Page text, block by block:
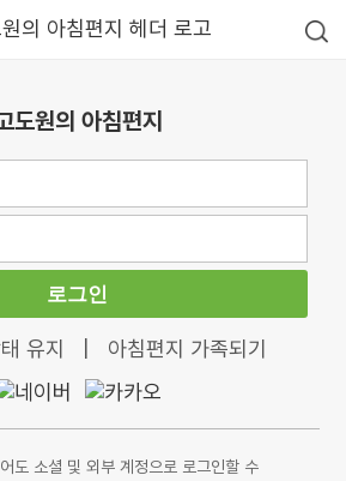
도원의 아침편지
로그인
유지 아침편지 가족되기
도 소셜 및 외부 계정으로 로그인할 수